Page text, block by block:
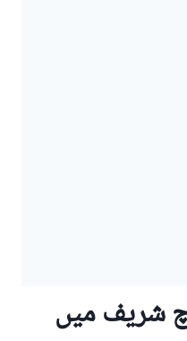
شریف میں